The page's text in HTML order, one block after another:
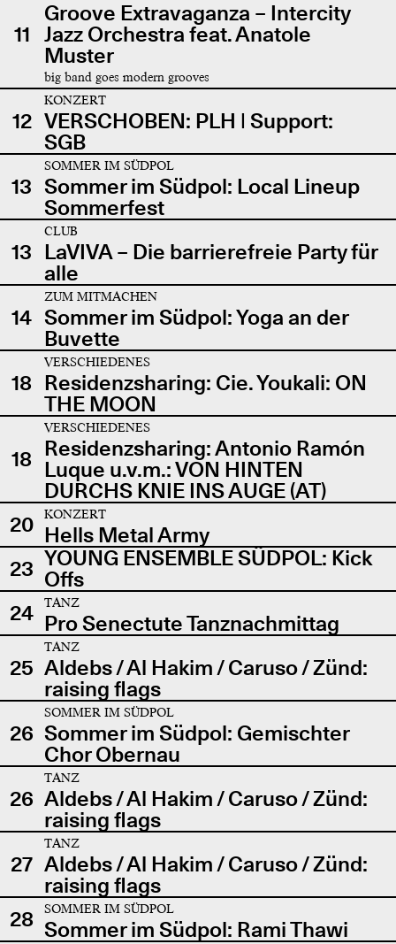
11
Groove Extravaganza – Intercity
Jazz Orchestra feat. Anatole
Muster
big band goes modern grooves
12
KONZERT
VERSCHOBEN: PLH | Support:
SGB
13
SOMMER IM SÜDPOL
Sommer im Südpol: Local Lineup
Sommerfest
13
CLUB
LaVIVA – Die barrierefreie Party für
alle
14
ZUM MITMACHEN
Sommer im Südpol: Yoga an der
Buvette
18
VERSCHIEDENES
Residenzsharing: Cie. Youkali: ON
THE MOON
18
VERSCHIEDENES
Residenzsharing: Antonio Ramón
Luque u.v.m.: VON HINTEN
DURCHS KNIE INS AUGE (AT)
20
KONZERT
Hells Metal Army
23 YOUNG ENSEMBLE SÜDPOL: Kick
Offs
24
TANZ
Pro Senectute Tanznachmittag
25
TANZ
Aldebs / Al Hakim / Caruso / Zünd:
raising flags
26
SOMMER IM SÜDPOL
Sommer im Südpol: Gemischter
Chor Obernau
26
TANZ
Aldebs / Al Hakim / Caruso / Zünd:
raising flags
27
TANZ
Aldebs / Al Hakim / Caruso / Zünd:
raising flags
28
SOMMER IM SÜDPOL
Sommer im Südpol: Rami Thawi